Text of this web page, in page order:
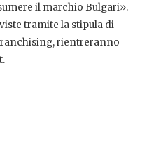
il marchio Bulgari».
tramite la stipula di
rientreranno